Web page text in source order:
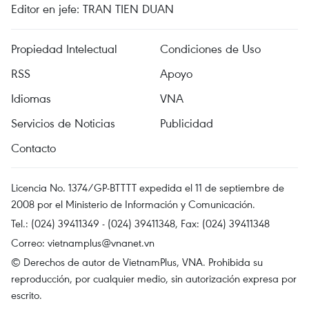
Editor en jefe: TRAN TIEN DUAN
Propiedad Intelectual
Condiciones de Uso
RSS
Apoyo
Idiomas
VNA
Servicios de Noticias
Publicidad
Contacto
Licencia No. 1374/GP-BTTTT expedida el 11 de septiembre de
2008 por el Ministerio de Información y Comunicación.
Tel.: (024) 39411349 - (024) 39411348, Fax: (024) 39411348
Correo: vietnamplus@vnanet.vn
© Derechos de autor de VietnamPlus, VNA. Prohibida su
reproducción, por cualquier medio, sin autorización expresa por
escrito.